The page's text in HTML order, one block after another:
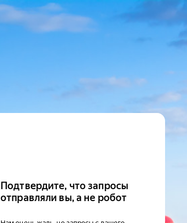
Подтвердите, что запросы
отправляли вы, а не робот